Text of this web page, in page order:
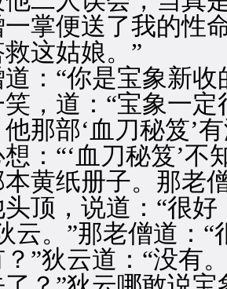
掌便送了我的性
这姑娘。”
“你是宝象新收
，道：“宝象一
那部‘血刀秘笈’
“‘血刀秘笈’不
黄纸册子。那老
顶，说道：“很
云。”那老僧道：
”狄云道：“没有